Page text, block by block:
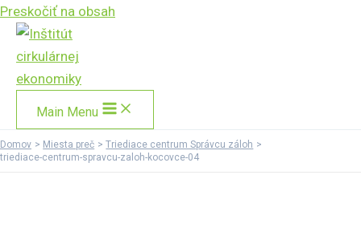
Preskočiť na obsah
Main Menu
Domov Miesta preč
Triediace centrum Správcu záloh
triediace-centrum-spravcu-zaloh-kocovce-04